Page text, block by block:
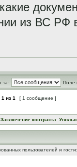
из ВС РФ
за: Поле
1 из 1 [ 1 сообщение ]
Заключение контракта.
пользователей и